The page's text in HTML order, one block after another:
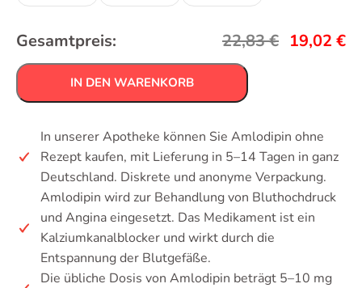
Gesamtpreis: 22,83€ 19,02 €
IN DEN WARENKORB
In unserer Apotheke können Sie Amlodipin ohne
Rezept kaufen, mit Lieferung in 5–14 Tagen in ganz
Deutschland. Diskrete und anonyme Verpackung.
Amlodipin wird zur Behandlung von Bluthochdruck
und Angina eingesetzt. Das Medikament ist ein
Kalziumkanalblocker und wirkt durch die
Entspannung der Blutgefäße.
Die übliche Dosis von Amlodipin beträgt 5–10 mg